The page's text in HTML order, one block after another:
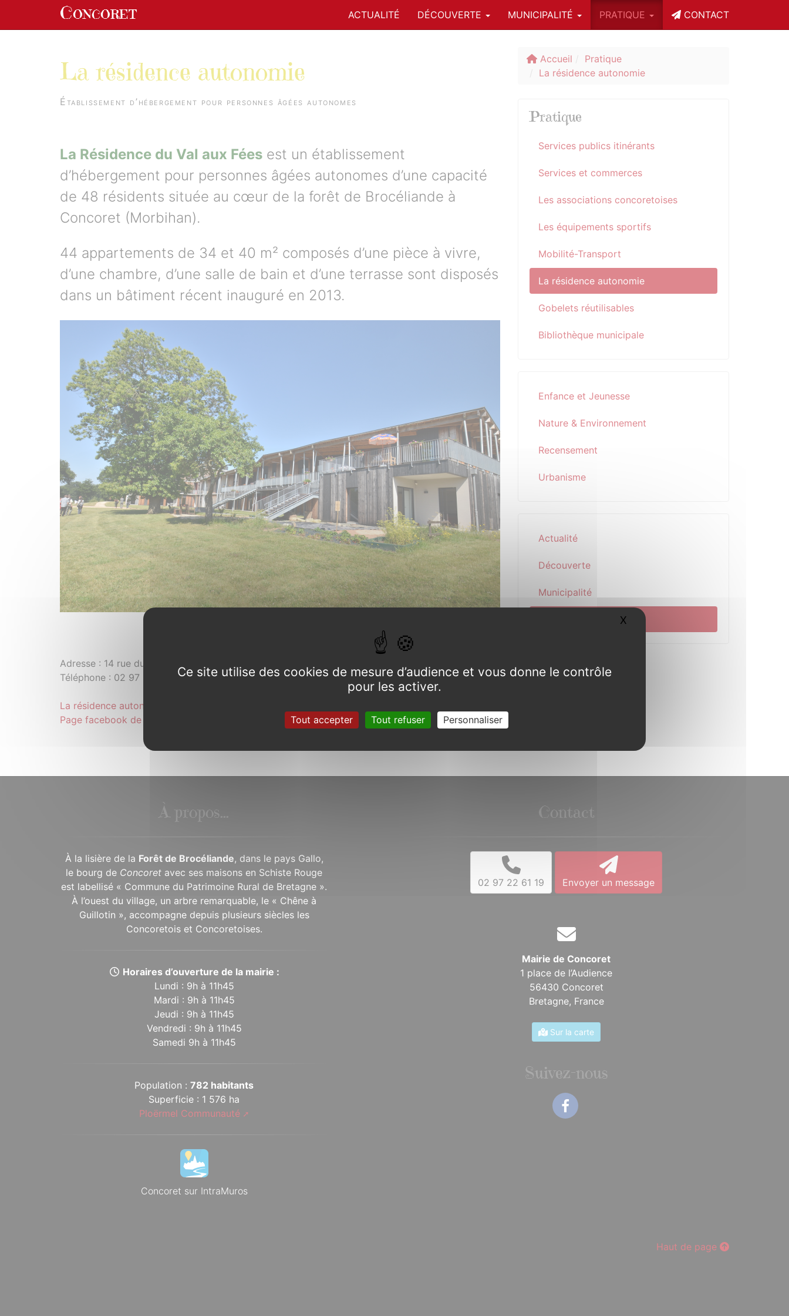
Concoret ACTUALITÉ DÉCOUVERTE MUNICIPALITÉ PRATIQUE CONTACT
La résidence autonomie
Établissement d’hébergement pour personnes âgées autonomes
La Résidence du Val aux Fées est un établissement
d’hébergement pour personnes âgées autonomes d’une capacité
de 48 résidents située au cœur de la forêt de Brocéliande à
Concoret (Morbihan).
44 appartements de 34 et 40 m² composés d’une pièce à vivre,
d’une chambre, d’une salle de bain et d’une terrasse sont disposés
dans un bâtiment récent inauguré en 2013.
Adresse : 14 rue du Val aux Fées, 56430 CONCORET
Téléphone : 02 97 22 61 25
La résidence autonomie, site internet
Page facebook de la résidence
Accueil
Pratique
La résidence autonomie
Pratique
Services publics itinérants
Services et commerces
Les associations concoretoises
Les équipements sportifs
Mobilité-Transport
La résidence autonomie
Gobelets réutilisables
Bibliothèque municipale
Enfance et Jeunesse
Nature & Environnement
Recensement
Urbanisme
Actualité
Découverte
Municipalité
À propos...
À la lisière de la Forêt de Brocéliande, dans le pays Gallo,
le bourg de Concoret avec ses maisons en Schiste Rouge
est labellisé « Commune du Patrimoine Rural de Bretagne ».
À l’ouest du village, un arbre remarquable, le « Chêne à
Guillotin », accompagne depuis plusieurs siècles les
Concoretois et Concoretoises.
Horaires d’ouverture de la mairie :
Lundi : 9h à 11h45
Mardi : 9h à 11h45
Jeudi : 9h à 11h45
Vendredi : 9h à 11h45
Samedi 9h à 11h45
Population :782 habitants
Superficie : 1 576 ha
Ploërmel Communauté
Concoret sur IntraMuros
Contact
02 97 22 61 19 Envoyer un message
Mairie de Concoret
1 place de l’Audience
56430 Concoret
Bretagne, France
Sur la carte
Suivez-nous
Haut de page
Panneau de gestion des cookies
Ce site utilise des cookies de mesure d’audience et vous donne le contrôle
pour les activer.
Tout accepter Tout refuser Personnaliser
X Masquer le bandeau des cookies